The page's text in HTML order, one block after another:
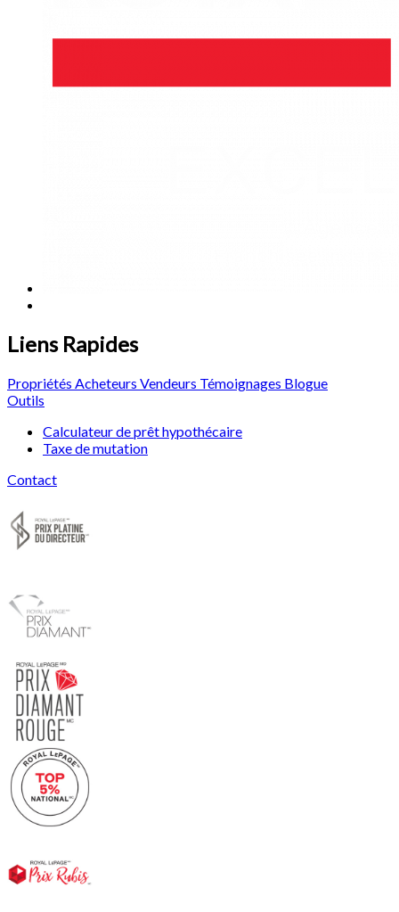
Liens Rapides
Propriétés Acheteurs Vendeurs Témoignages Blogue
Outils
Calculateur de prêt hypothécaire
Taxe de mutation
Contact